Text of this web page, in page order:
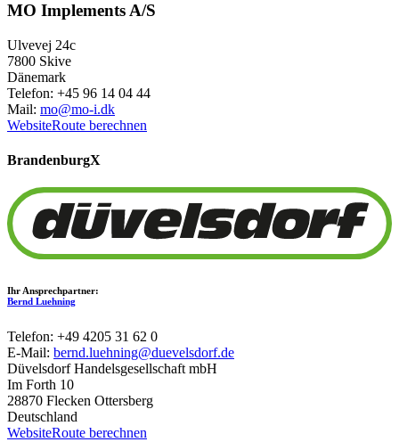
MO Implements A/S
Ulvevej 24c
7800 Skive
Dänemark
Telefon: +45 96 14 04 44
Mail: mo@mo-i.dk
WebsiteRoute berechnen
BrandenburgX
Ihr Ansprechpartner:
Bernd Luehning
Telefon: +49 4205 31 62 0
E-Mail: bernd.luehning@duevelsdorf.de
Düvelsdorf Handelsgesellschaft mbH
Im Forth 10
28870 Flecken Ottersberg
Deutschland
WebsiteRoute berechnen